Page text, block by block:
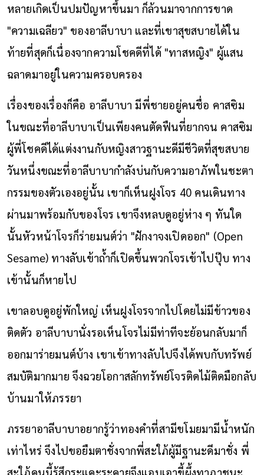
หลายเกิดเป็นปมปัญหาขึ้นมา ก็ล้วนมาจากการขาด
"ความเฉลียว" ของอาลีบาบา และที่เขาสุขสบายได้ใน
ท้ายที่สุดก็เนื่องจากความโชคดีที่ได้ "ทาสหญิง" ผู้แสน
ฉลาดมาอยู่ในความครอบครอง
เรื่องของเรื่องก็คือ อาลีบาบา มีพี่ชายอยู่คนชื่อ คาสซิม
ในขณะที่อาลีบาบาเป็นเพียงคนตัดฟืนที่ยากจน คาสซิม
ผู้พี่โชคดีได้แต่งงานกับหญิงสาวฐานะดีมีชีวิตที่สุขสบาย
วันหนึ่งขณะที่อาลีบาบากำลังบ่นกับความอาภัพในชะตา
กรรมของตัวเองอยู่นั้น เขาก็เห็นฝูงโจร 40 คนเดินทาง
ผ่านมาพร้อมกับของโจร เขาจึงหลบดูอยู่ห่าง ๆ ทันใด
นั้นหัวหน้าโจรก็ร่ายมนต์ว่า "ฝักงาจงเปิดออก" (Open
Sesame) ทางลับเข้าถ้ำก็เปิดขึ้นพวกโจรเข้าไปปุ๊บ ทาง
เข้านั้นก็หายไป
เขาลอบดูอยู่พักใหญ่ เห็นฝูงโจรจากไปโดยไม่มีข้าวของ
ติดตัว อาลีบาบานั่งรอเห็นโจรไม่มีท่าทีจะย้อนกลับมาก็
ออกมาร่ายมนต์บ้าง เขาเข้าทางลับไปจึงได้พบกับทรัพย์
สมบัติมากมาย จึงฉวยโอกาสลักทรัพย์โจรติดไม้ติดมือกลับ
บ้านมาให้ภรรยา
ภรรยาอาลีบาบาอยากรู้ว่าทองคำที่สามีขโมยมามีน้ำหนัก
เท่าไหร่ จึงไปขอยืมตาชั่งจากพี่สะใภ้ผู้มีฐานะดีมาชั่ง พี่
สะใภ้คนนี้รู้สึกระแคะระคายจึงแอบเอาขี้ผึ้งทาภาชนะ